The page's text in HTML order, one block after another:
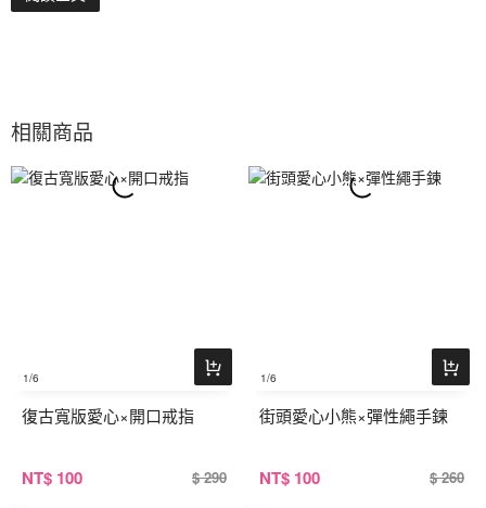
相關商品
1/6
復古寬版愛心×開口戒指
NT$ 100 $ 290
1/6
街頭愛心小熊×彈性繩手鍊
NT$ 100 $ 260